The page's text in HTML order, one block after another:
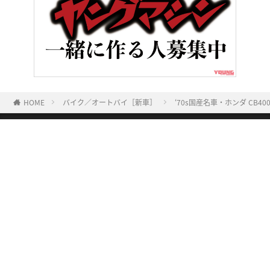
HOME バイク／オートバイ［新車］ ‘70s国産名車・ホンダ